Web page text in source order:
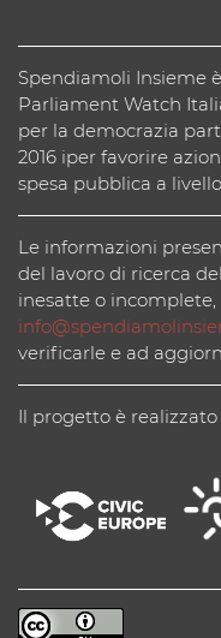
Spendiamoli Insieme
Parliament Watch
per la democrazia
2016 iper favorire
spesa pubblica a
Le informazioni
del lavoro di ricerca
inesatte o
verificarle e ad
Il progetto è